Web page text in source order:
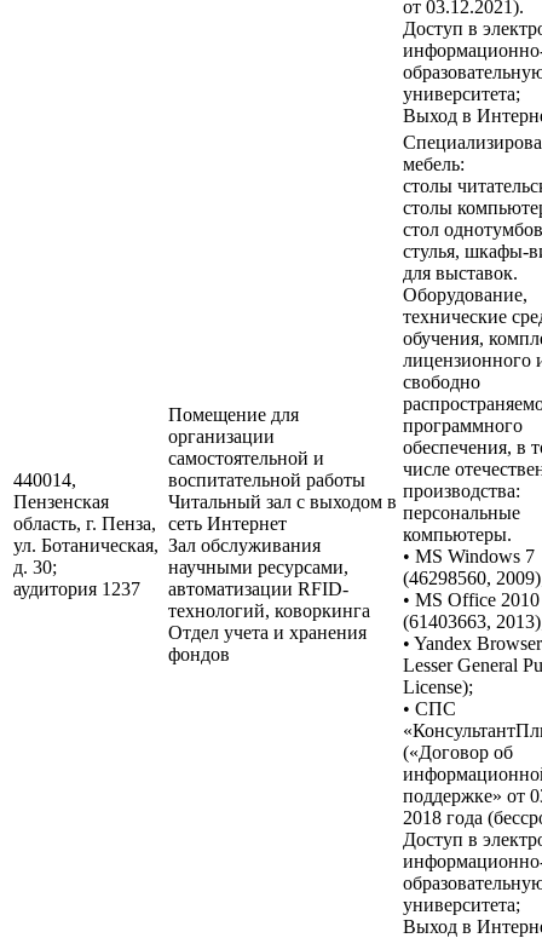
от 03.12.2021).
Доступ в
университета;
Выход в
440014,
Пензенская
область, г. Пенза,
ул. Ботаническая,
д. 30;
аудитория 1237
Помещение для
организации
самостоятельной и
воспитательной работы
Читальный зал с выходом в
сеть Интернет
Зал обслуживания
научными ресурсами,
автоматизации RFID-
технологий, коворкинга
Отдел учета и хранения
фондов
мебель:
столы
столы
стол
стулья, шкафы-
для выставок.
Оборудование,
технические
обучения,
лицензионного
свободно
программного
обеспечения, в
числе
производства:
персональные
компьютеры.
• MS Windows 7
(46298560,
• MS Office 2010
(61403663,
• Yandex
Lesser General
License);
• СПС
(«Договор об
поддержке» от
2018 года
Доступ в
университета;
Выход в